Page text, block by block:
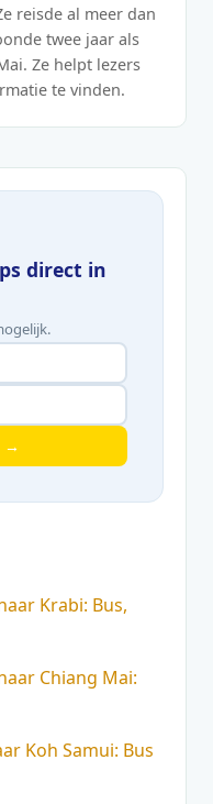
reisde al meer dan
twee jaar als
Ze helpt lezers
te vinden.
direct in
→
Krabi: Bus,
Chiang Mai:
Koh Samui: Bus